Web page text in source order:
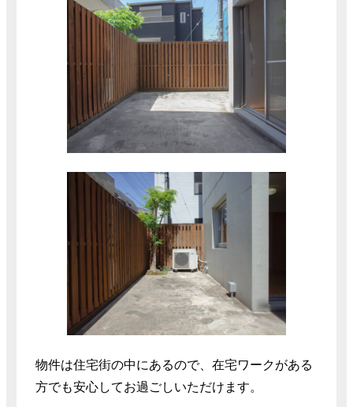
物件は住宅街の中にあるので、在宅ワークがある
方でも安心してお過ごしいただけます。